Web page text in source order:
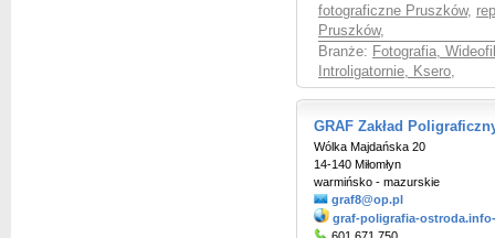
fotograficzne Pruszków,
Pruszków,
Branże: Fotografia,
Introligatornie, Ksero,
GRAF Zakład
Wólka Majdańska 20
14-140 Miłomłyn
warmińsko - mazurskie
graf8@op.pl
graf-poligrafia-